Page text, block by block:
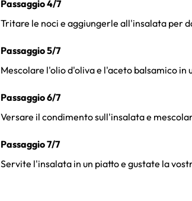
Passaggio 4/7
Tritare le noci e aggiungerle all'insalata per
Passaggio 5/7
Mescolare l'olio d'oliva e l'aceto balsamico
Passaggio 6/7
Versare il condimento sull'insalata e
Passaggio 7/7
Servite l'insalata in un piatto e gustate la